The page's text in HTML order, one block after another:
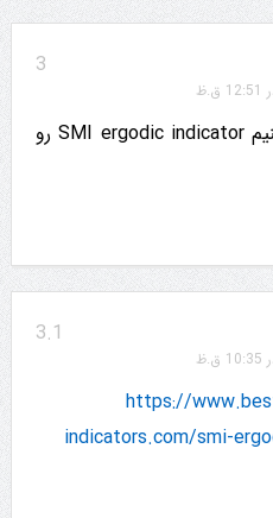
3
از کجا دانلود کنیم SMI ergodic indicator رو
3.1
https://
indicators.com/smi-